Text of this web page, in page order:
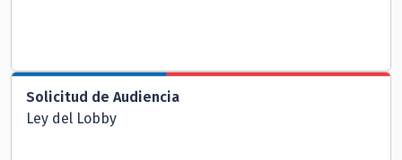
Solicitud de Audiencia
Ley del Lobby